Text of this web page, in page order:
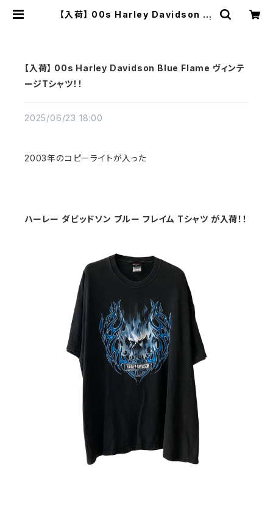
【入荷】 00s Harley Davidson Bl
【入荷】 00s Harley Davidson Blue Flame ヴィンテ
ージTシャツ！！
2025/06/23 18:00
2003年のコピーライトが入った
ハーレー ダビッドソン ブルー フレイム Tシャツ が入荷！！